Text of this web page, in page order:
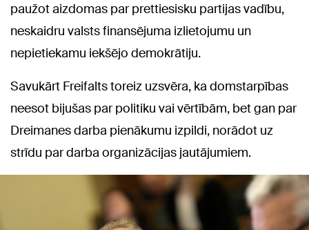
paužot aizdomas par prettiesisku partijas vadību,
neskaidru valsts finansējuma izlietojumu un
nepietiekamu iekšējo demokrātiju.
Savukārt Freifalts toreiz uzsvēra, ka domstarpības
neesot bijušas par politiku vai vērtībām, bet gan par
Dreimanes darba pienākumu izpildi, norādot uz
strīdu par darba organizācijas jautājumiem.